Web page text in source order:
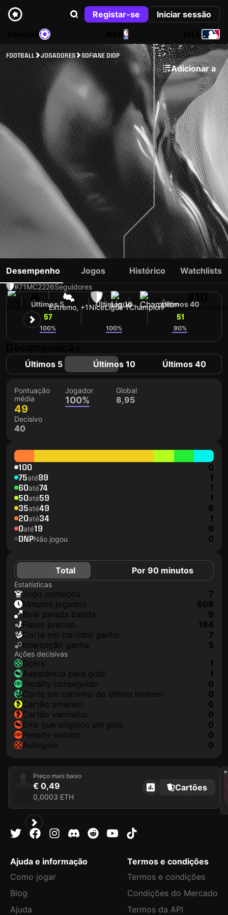
Registar-se
Iniciar sessão
NBA
FOOTBALL JOGADORES SOFIANE DIOP
Adicionar a
SOFIANE DIOP
#71MC2226Seguidores
26 anosExtremo, +1 NiceLigue 1ChampionNúmero da
Desempenho Jogos Histórico Watchlists
Últimos 5
57
100%
Últimos 10
100%
Últimos 40
51
90%
Últimos 5 Últimos 10 Últimos 40
Pontuação
média
49
Jogador
100%
Global
8,95
Decisivo
40
100 0
75até99 1
60até74 1
50até59 1
35até49 6
20até34 1
0até19 0
DNPNão jogou 0
Total Por 90 minutos
Estatísticas
jogo começou
7
minutos jogados
609
Bola parada batida
9
passe preciso
194
corte em carrinho ganho
7
interceção ganha
5
Ações decisivas
golos
1
assistência para golo
1
penalty conseguido
0
corte em carrinho do último homem
0
cartão amarelo
0
cartão vermelho
0
erro que originou um golo
0
penalty sofrido
0
autogolo
0
Preço mais baixo
€ 0,49
0,0003 ETH
Cartões
2021
Ajuda e informação
Como jogar
Blog
Ajuda
Termos e condições
Termos e condições
Condições do Mercado
Termos da API